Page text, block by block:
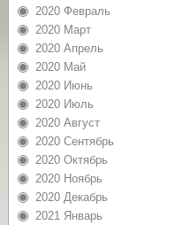
2020 Февраль
2020 Март
2020 Апрель
2020 Май
2020 Июнь
2020 Июль
2020 Август
2020 Сентябрь
2020 Октябрь
2020 Ноябрь
2020 Декабрь
2021 Январь